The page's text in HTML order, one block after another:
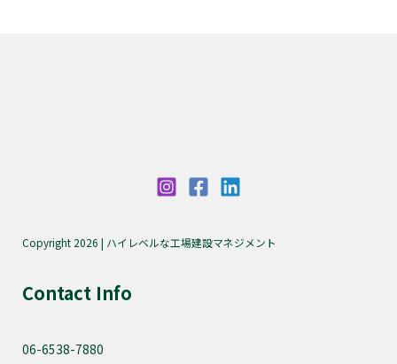
Copyright 2026 | ハイレベルな工場建設マネジメント
Contact Info
06-6538-7880